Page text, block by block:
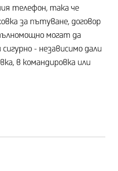
телефон, така че
за пътуване, договор
могат да
- независимо дали
в командировка или